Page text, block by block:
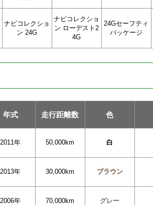
ナビコレクショ
ン 24G
ナビコレクショ
ン ローデスト2
4G
24Gセーフティ
パッケージ
年式 走行距離数 色
2011年 50,000km 白
2013年 30,000km ブラウン
2006年 70,000km グレー